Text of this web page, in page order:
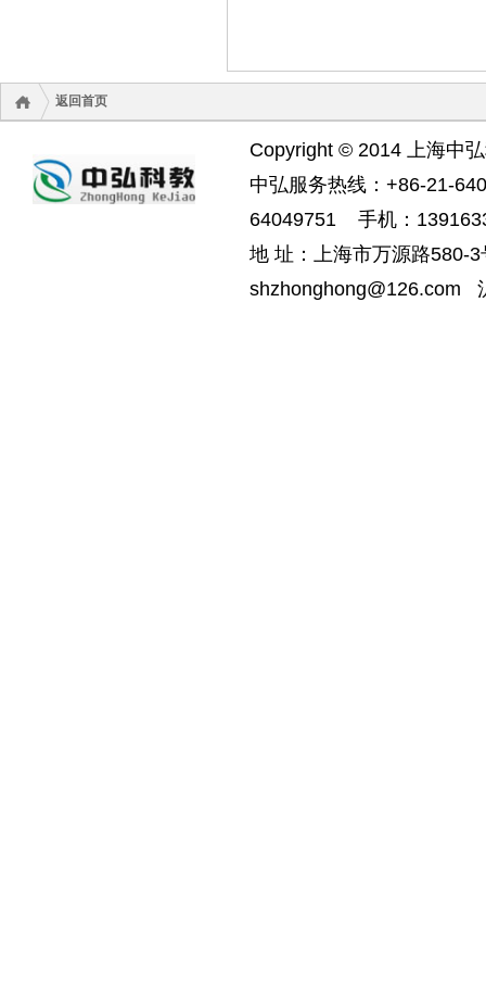
返回首页
Copyright © 2014 上海中
中弘服务热线：+86-21-
64049751 手机：
地 址：上海市万源路
shzhonghong@126.com